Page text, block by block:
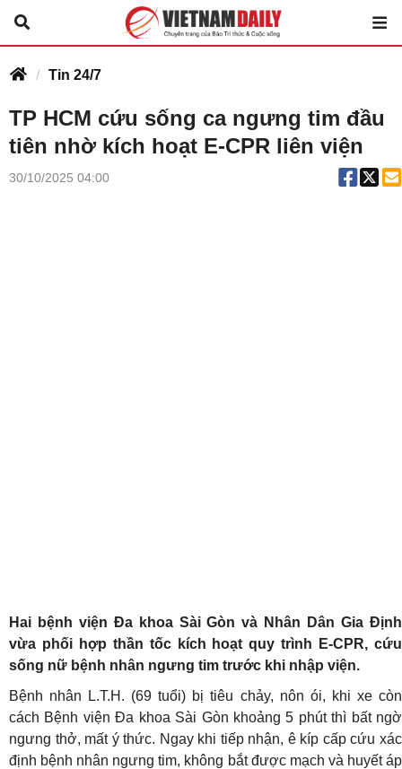
Tin 24/7
TP HCM cứu sống ca ngưng tim đầu
tiên nhờ kích hoạt E-CPR liên viện
30/10/2025 04:00
Hai bệnh viện Đa khoa Sài Gòn và Nhân Dân Gia Định
vừa phối hợp thần tốc kích hoạt quy trình E-CPR, cứu
sống nữ bệnh nhân ngưng tim trước khi nhập viện.
Bệnh nhân L.T.H. (69 tuổi) bị tiêu chảy, nôn ói, khi xe còn
cách Bệnh viện Đa khoa Sài Gòn khoảng 5 phút thì bất ngờ
ngưng thở, mất ý thức. Ngay khi tiếp nhận, ê kíp cấp cứu xác
định bệnh nhân ngưng tim, không bắt được mạch và huyết áp